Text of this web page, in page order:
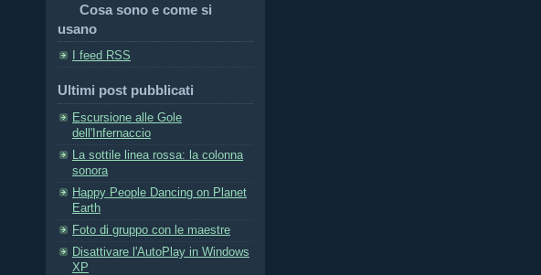
Cosa sono e come si
usano
I feed RSS
Ultimi post pubblicati
Escursione alle Gole
dell'Infernaccio
La sottile linea rossa: la colonna
sonora
Happy People Dancing on Planet
Earth
Foto di gruppo con le maestre
Disattivare l'AutoPlay in Windows
XP